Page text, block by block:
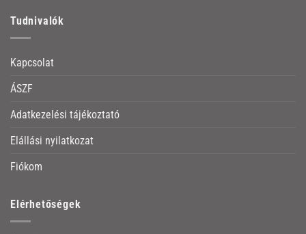
Tudnivalók
Kapcsolat
ÁSZF
Adatkezelési tájékoztató
Elállási nyilatkozat
Fiókom
Elérhetőségek